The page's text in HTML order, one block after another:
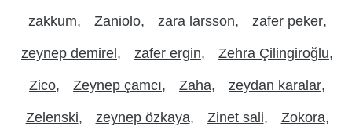
zakkum Zaniolo zara larsson zafer peker
zeynep demirel zafer ergin Zehra Çilingiroğlu
Zico Zeynep çamcı Zaha zeydan karalar
Zelenski zeynep özkaya Zinet sali Zokora